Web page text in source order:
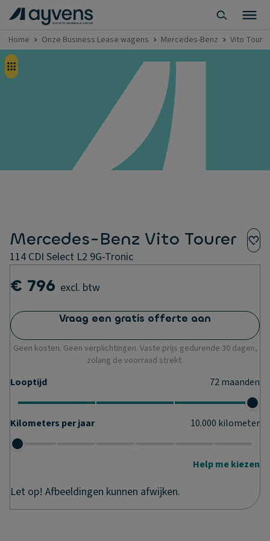
Home Onze Business Lease wagens Mercedes-Benz Vito Tourer
Mercedes-Benz Vito Tourer
114 CDI Select L2 9G-Tronic
€ 796 excl. btw
Vraag een gratis offerte aan
Geen kosten. Geen verplichtingen. Vaste prijs gedurende 30 dagen,
zolang de voorraad strekt.
Looptijd 72maanden
Kilometers per jaar 10.000 kilometer
Help me kiezen
Let op! Afbeeldingen kunnen afwijken.